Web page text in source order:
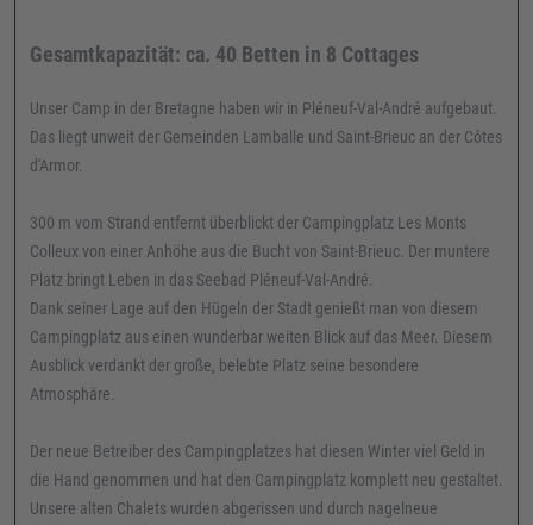
Gesamtkapazität: ca. 40 Betten in 8 Cottages
Unser Camp in der Bretagne haben wir in Pléneuf-Val-André aufgebaut.
Das liegt unweit der Gemeinden Lamballe und Saint-Brieuc an der Côtes
d'Armor.
300 m vom Strand entfernt überblickt der Campingplatz Les Monts
Colleux von einer Anhöhe aus die Bucht von Saint-Brieuc. Der muntere
Platz bringt Leben in das Seebad Pléneuf-Val-André.
Dank seiner Lage auf den Hügeln der Stadt genießt man von diesem
Campingplatz aus einen wunderbar weiten Blick auf das Meer. Diesem
Ausblick verdankt der große, belebte Platz seine besondere
Atmosphäre.
Der neue Betreiber des Campingplatzes hat diesen Winter viel Geld in
die Hand genommen und hat den Campingplatz komplett neu gestaltet.
Unsere alten Chalets wurden abgerissen und durch nagelneue